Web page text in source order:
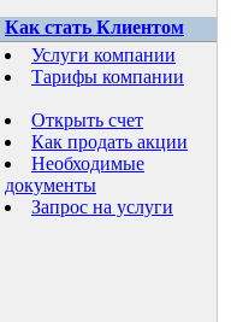
Как стать Клиентом
Услуги компании
Тарифы компании
Открыть счет
Как продать акции
Необходимые
документы
Запрос на услуги